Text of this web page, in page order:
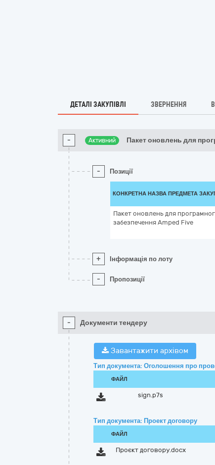
ДЕТАЛІ ЗАКУПІВЛІ ЗВЕРНЕННЯ
- Активний Пакет оновлень для
- Позиції
КОНКРЕТНА НАЗВА ПРЕДМЕТА
Пакет оновлень для
забезпечення Amped Five
+ Інформація по лоту
- Пропозиції
- Документи тендеру
Завантажити архівом
Тип документа: Оголошення про
ФАЙЛ
sign.p7s
Тип документа: Проект договору
ФАЙЛ
Проєкт договору.docx